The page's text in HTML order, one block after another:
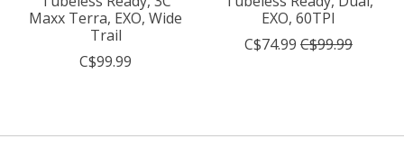
Maxx Terra, EXO, Wide
Trail
C$99.99
EXO, 60TPI
C$74.99 C$99.99